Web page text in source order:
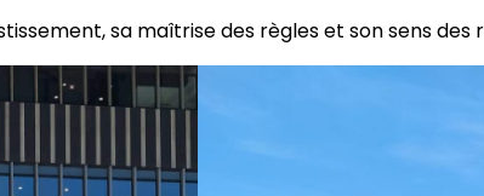
sa maîtrise des règles et son sens des